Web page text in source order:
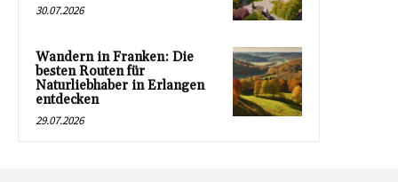
30.07.2026
Wandern in Franken: Die
besten Routen für
Naturliebhaber in Erlangen
entdecken
29.07.2026